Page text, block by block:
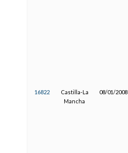
16822
Castilla-La
Mancha
08/01/2008